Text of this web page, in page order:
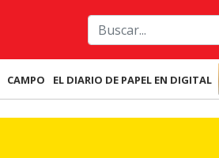
CAMPO EL DIARIO DE PAPEL EN DIGITAL